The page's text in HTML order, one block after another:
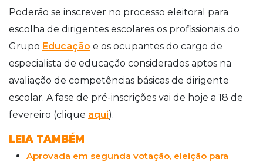
Poderão se inscrever no processo eleitoral para
escolha de dirigentes escolares os profissionais do
Grupo Educação e os ocupantes do cargo de
especialista de educação considerados aptos na
avaliação de competências básicas de dirigente
escolar. A fase de pré-inscrições vai de hoje a 18 de
fevereiro (clique aqui).
LEIA TAMBÉM
Aprovada em segunda votação, eleição para